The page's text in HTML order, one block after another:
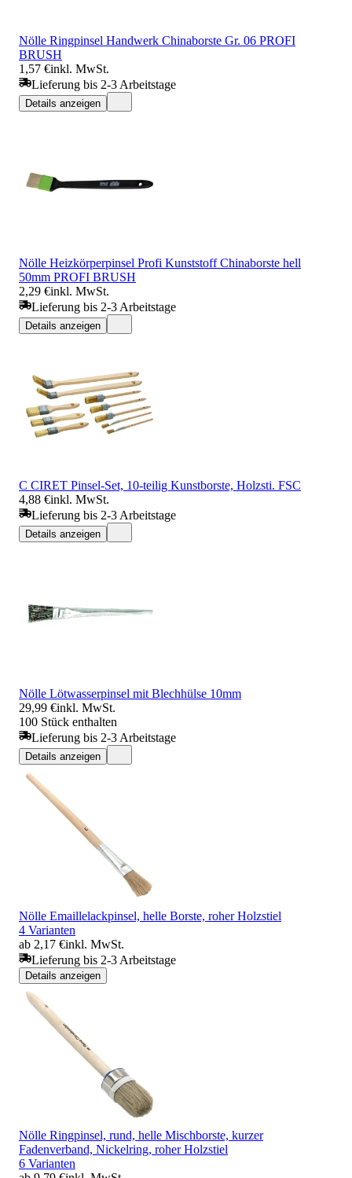
Nölle Ringpinsel Handwerk Chinaborste Gr. 06 PROFI
BRUSH
1,57 €inkl. MwSt.
Lieferung bis 2-3 Arbeitstage
Details anzeigen
Nölle Heizkörperpinsel Profi Kunststoff Chinaborste hell
50mm PROFI BRUSH
2,29 €inkl. MwSt.
Lieferung bis 2-3 Arbeitstage
Details anzeigen
C CIRET Pinsel-Set, 10-teilig Kunstborste, Holzsti. FSC
4,88 €inkl. MwSt.
Lieferung bis 2-3 Arbeitstage
Details anzeigen
Nölle Lötwasserpinsel mit Blechhülse 10mm
29,99 €inkl. MwSt.
100 Stück enthalten
Lieferung bis 2-3 Arbeitstage
Details anzeigen
Nölle Emaillelackpinsel, helle Borste, roher Holzstiel
4 Varianten
ab 2,17 €inkl. MwSt.
Lieferung bis 2-3 Arbeitstage
Details anzeigen
Nölle Ringpinsel, rund, helle Mischborste, kurzer
Fadenverband, Nickelring, roher Holzstiel
6 Varianten